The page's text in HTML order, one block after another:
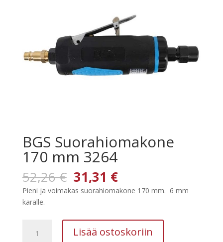
BGS Suorahiomakone
170 mm 3264
52,26€ Alkuperäinen
hinta
oli:
31,31 €Nykyinen
hinta
on:
Pieni ja voimakas suorahiomakone 170 mm. 6 mm
karalle.
SuorahiomakoneLisää ostoskoriin